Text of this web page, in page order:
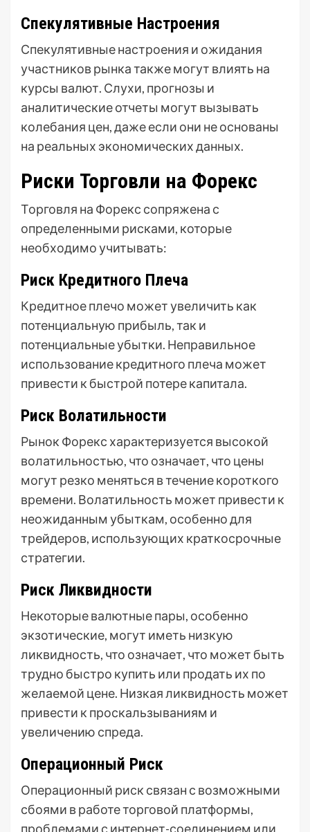
Спекулятивные Настроения
Спекулятивные настроения и ожидания
участников рынка также могут влиять на
курсы валют. Слухи, прогнозы и
аналитические отчеты могут вызывать
колебания цен, даже если они не основаны
на реальных экономических данных.
Риски Торговли на Форекс
Торговля на Форекс сопряжена с
определенными рисками, которые
необходимо учитывать:
Риск Кредитного Плеча
Кредитное плечо может увеличить как
потенциальную прибыль, так и
потенциальные убытки. Неправильное
использование кредитного плеча может
привести к быстрой потере капитала.
Риск Волатильности
Рынок Форекс характеризуется высокой
волатильностью, что означает, что цены
могут резко меняться в течение короткого
времени. Волатильность может привести к
неожиданным убыткам, особенно для
трейдеров, использующих краткосрочные
стратегии.
Риск Ликвидности
Некоторые валютные пары, особенно
экзотические, могут иметь низкую
ликвидность, что означает, что может быть
трудно быстро купить или продать их по
желаемой цене. Низкая ликвидность может
привести к проскальзываниям и
увеличению спреда.
Операционный Риск
Операционный риск связан с возможными
сбоями в работе торговой платформы,
проблемами с интернет-соединением или